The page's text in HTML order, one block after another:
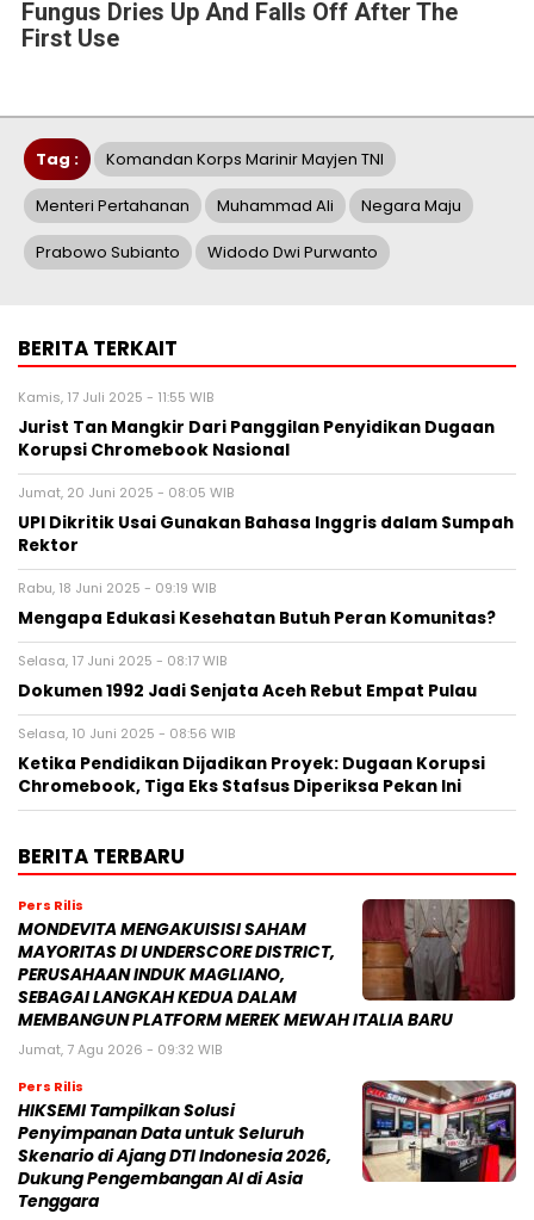
Fungus Dries Up And Falls Off After The
First Use
Tag : Komandan Korps Marinir Mayjen TNI
Menteri Pertahanan Muhammad Ali Negara Maju
Prabowo Subianto Widodo Dwi Purwanto
BERITA TERKAIT
Kamis, 17 Juli 2025 - 11:55 WIB
Jurist Tan Mangkir Dari Panggilan Penyidikan Dugaan
Korupsi Chromebook Nasional
Jumat, 20 Juni 2025 - 08:05 WIB
UPI Dikritik Usai Gunakan Bahasa Inggris dalam Sumpah
Rektor
Rabu, 18 Juni 2025 - 09:19 WIB
Mengapa Edukasi Kesehatan Butuh Peran Komunitas?
Selasa, 17 Juni 2025 - 08:17 WIB
Dokumen 1992 Jadi Senjata Aceh Rebut Empat Pulau
Selasa, 10 Juni 2025 - 08:56 WIB
Ketika Pendidikan Dijadikan Proyek: Dugaan Korupsi
Chromebook, Tiga Eks Stafsus Diperiksa Pekan Ini
BERITA TERBARU
Pers Rilis
MONDEVITA MENGAKUISISI SAHAM
MAYORITAS DI UNDERSCORE DISTRICT,
PERUSAHAAN INDUK MAGLIANO,
SEBAGAI LANGKAH KEDUA DALAM
MEMBANGUN PLATFORM MEREK MEWAH ITALIA BARU
Jumat, 7 Agu 2026 - 09:32 WIB
Pers Rilis
HIKSEMI Tampilkan Solusi
Penyimpanan Data untuk Seluruh
Skenario di Ajang DTI Indonesia 2026,
Dukung Pengembangan AI di Asia
Tenggara